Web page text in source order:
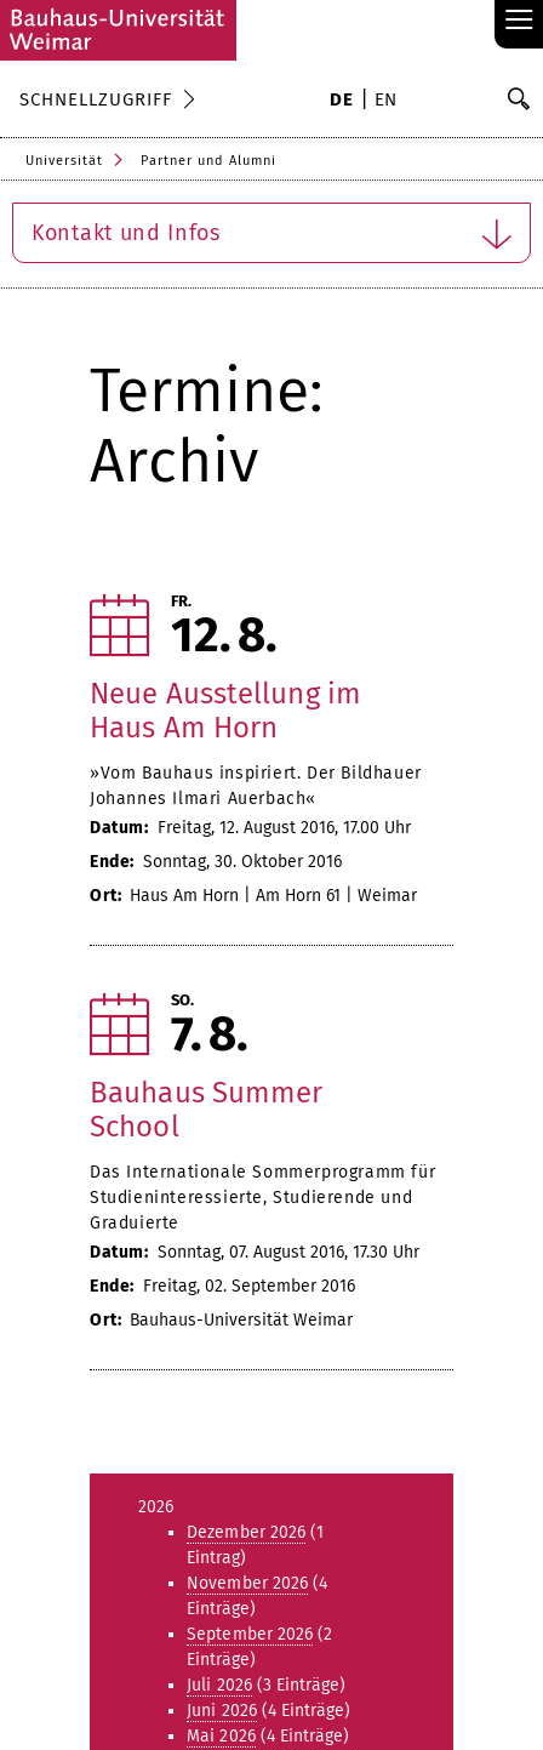
≡
SCHNELLZUGRIFF DE EN
Universität Partner und Alumni
Kontakt und Infos
Termine:
Archiv
FR.
12 8
Neue Ausstellung im
Haus Am Horn
»Vom Bauhaus inspiriert. Der Bildhauer
Johannes Ilmari Auerbach«
Datum: Freitag, 12. August 2016, 17.00 Uhr
Ende: Sonntag, 30. Oktober 2016
Ort: Haus Am Horn | Am Horn 61 | Weimar
SO.
7 8
Bauhaus Summer
School
Das Internationale Sommerprogramm für
Studieninteressierte, Studierende und
Graduierte
Datum: Sonntag, 07. August 2016, 17.30 Uhr
Ende: Freitag, 02. September 2016
Ort: Bauhaus-Universität Weimar
2026
Dezember 2026 (1
Eintrag)
November 2026 (4
Einträge)
September 2026 (2
Einträge)
Juli 2026(3 Einträge)
Juni 2026(4 Einträge)
Mai 2026(4 Einträge)